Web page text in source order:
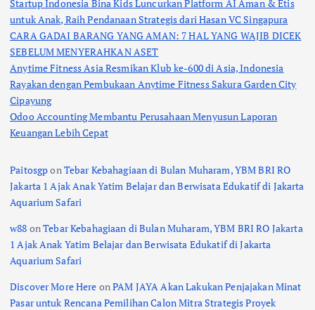
Startup Indonesia Bina Kids Luncurkan Platform AI Aman & Etis
untuk Anak, Raih Pendanaan Strategis dari Hasan VC Singapura
CARA GADAI BARANG YANG AMAN: 7 HAL YANG WAJIB DICEK
SEBELUM MENYERAHKAN ASET
Anytime Fitness Asia Resmikan Klub ke-600 di Asia, Indonesia
Rayakan dengan Pembukaan Anytime Fitness Sakura Garden City
Cipayung
Odoo Accounting Membantu Perusahaan Menyusun Laporan
Keuangan Lebih Cepat
PaitosgponTebar Kebahagiaan di Bulan Muharam, YBM BRI RO
Jakarta 1 Ajak Anak Yatim Belajar dan Berwisata Edukatif di Jakarta
Aquarium Safari
w88 onTebar Kebahagiaan di Bulan Muharam, YBM BRI RO Jakarta
1 Ajak Anak Yatim Belajar dan Berwisata Edukatif di Jakarta
Aquarium Safari
Discover More Here onPAM JAYA Akan Lakukan Penjajakan Minat
Pasar untuk Rencana Pemilihan Calon Mitra Strategis Proyek